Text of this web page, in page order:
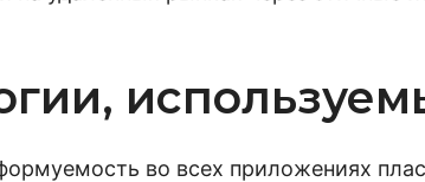
во всех приложениях